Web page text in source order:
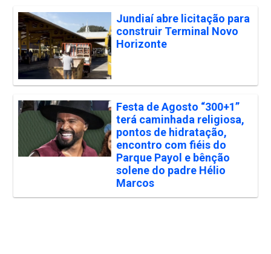
Jundiaí abre licitação para
construir Terminal Novo
Horizonte
Festa de Agosto “300+1”
terá caminhada religiosa,
pontos de hidratação,
encontro com fiéis do
Parque Payol e bênção
solene do padre Hélio
Marcos